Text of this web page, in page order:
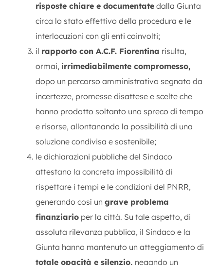
risposte chiare e documentate dalla Giunta
circa lo stato effettivo della procedura e le
interlocuzioni con gli enti coinvolti;
il rapporto con A.C.F. Fiorentina risulta,
ormai, irrimediabilmente compromesso,
dopo un percorso amministrativo segnato da
incertezze, promesse disattese e scelte che
hanno prodotto soltanto uno spreco di tempo
e risorse, allontanando la possibilità di una
soluzione condivisa e sostenibile;
le dichiarazioni pubbliche del Sindaco
attestano la concreta impossibilità di
rispettare i tempi e le condizioni del PNRR,
generando così un grave problema
finanziario per la città. Su tale aspetto, di
assoluta rilevanza pubblica, il Sindaco e la
Giunta hanno mantenuto un atteggiamento di
totale opacità e silenzio, negando un